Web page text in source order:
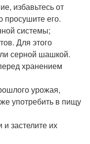
избавьтесь от
просушите его.
системы;
Для этого
серной шашкой.
хранением
урожая,
употребить в пищу
и застелите их